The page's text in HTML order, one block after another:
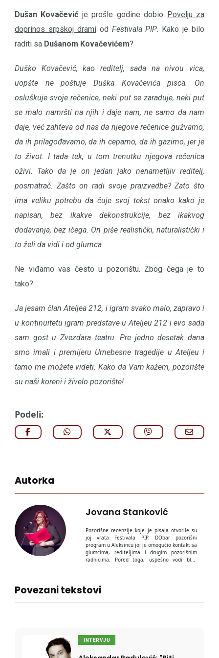
Dušan Kovačević je prošle godine dobio
Povelju za
doprinos srpskoj dramiod Festivala PIP. Kako je bilo
raditi sa Dušanom Kovačevićem?
Duško Kovačević, kao reditelj, sada na nivou vica,
uopšte ne poštuje Duška Kovačevića pisca. On
osluškuje svoje rečenice, neki put se zaraduje, neki put
se malo namršti na njih i daje nam, ne samo da nam
daje, već zahteva od nas da njegove rečenice gužvamo,
da ih prilagođavamo, da ih cepamo, da ih gazimo, jer je
to život. I tada tek, u tom trenutku njegova rečenica
oživi. Tako da je on jedan jako nenametljiv reditelj,
posmatrač. Zašto on radi svoje praizvedbe? Zato što
ima veliku potrebu da čuje svoj tekst onako kako je
napisan, bez ikakve dekonstrukcije, bez ikakvog
dodavanja, bez ičega. On piše realistički, naturalistički i
to želi da vidi i od glumca.
Ne viđamo vas često u pozorištu. Zbog čega je to
tako?
Ja jesam član Ateljea 212, i igram svako malo, zapravo i
u kontinuitetu igram predstave u Ateljeu 212 i evo sada
sam gost u Zvezdara teatru. Pre jedno desetak dana
smo imali i premijeru Urnebesne tragedije u Ateljeu i
tamo me možete videti. Kako da Vam kažem, pozorište
su naši koreni i živelo pozorište!
Podeli:
Autorka
Jovana Stanković
Pozorišne recenzije koje je pisala otvorile su
joj vrata Festivala PIP. DObar pozorišni
program u Aleksincu joj je omogućio kontakt sa
glumcima, rediteljima i drugim pozorišnim
radnicima. Pored toga, uspešno vodi blog
Povezani tekstovi
INTERVJU